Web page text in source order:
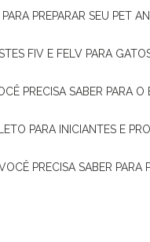
PREPARAR SEU PET
FIV E FELV PARA
PRECISA SABER PARA
PARA INICIANTES E
PRECISA SABER PARA